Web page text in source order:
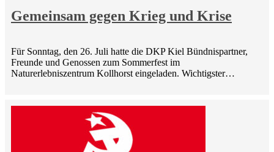
Gemeinsam gegen Krieg und Krise
Für Sonntag, den 26. Juli hatte die DKP Kiel Bündnispartner,
Freunde und Genossen zum Sommerfest im
Naturerlebniszentrum Kollhorst eingeladen. Wichtigster…